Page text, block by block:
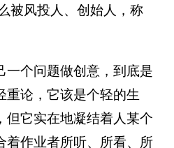
被风投人、创始人，称
一个问题做创意，到底是
重论，它该是个轻的生
但它实在地凝结着人某个
着作业者所听、所看、所